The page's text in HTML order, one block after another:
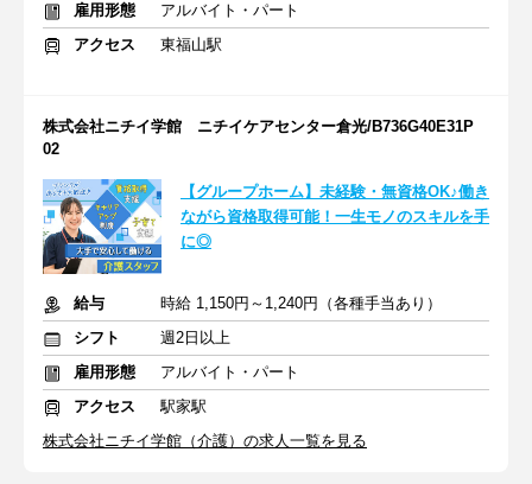
雇用形態
アルバイト・パート
アクセス
東福山駅
株式会社ニチイ学館 ニチイケアセンター倉光/B736G40E31P
02
【グループホーム】未経験・無資格OK♪働き
ながら資格取得可能！一生モノのスキルを手
に◎
給与
時給 1,150円～1,240円（各種手当あり）
シフト
週2日以上
雇用形態
アルバイト・パート
アクセス
駅家駅
株式会社ニチイ学館（介護）の求人一覧を見る